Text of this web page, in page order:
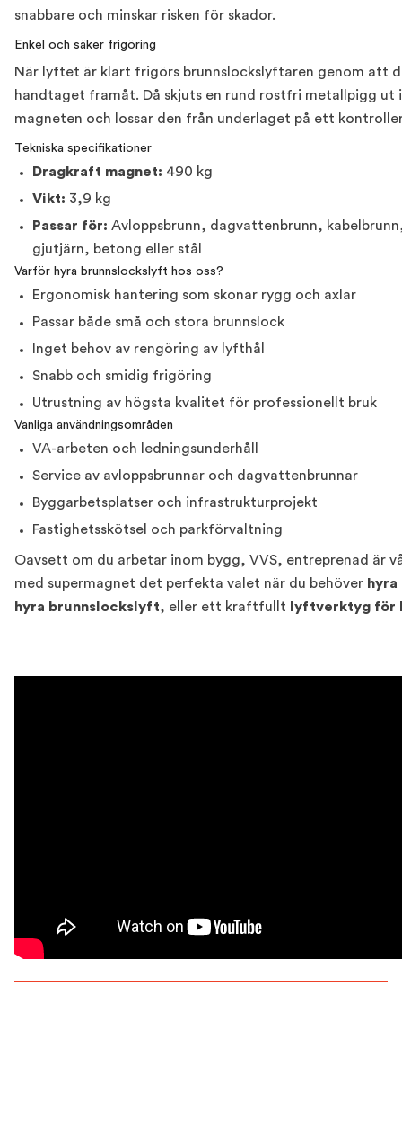
snabbare och minskar risken för skador.
Enkel och säker frigöring
När lyftet är klart frigörs brunnslockslyftaren genom att
handtaget framåt. Då skjuts en rund rostfri metallpigg ut
magneten och lossar den från underlaget på ett
Tekniska specifikationer
Dragkraft magnet: 490 kg
Vikt: 3,9 kg
Passar för: Avloppsbrunn, dagvattenbrunn,
gjutjärn, betong eller stål
Varför hyra brunnslockslyft hos oss?
Ergonomisk hantering som skonar rygg och axlar
Passar både små och stora brunnslock
Inget behov av rengöring av lyfthål
Snabb och smidig frigöring
Utrustning av högsta kvalitet för professionellt bruk
Vanliga användningsområden
VA-arbeten och ledningsunderhåll
Service av avloppsbrunnar och dagvattenbrunnar
Byggarbetsplatser och infrastrukturprojekt
Fastighetsskötsel och parkförvaltning
Oavsett om du arbetar inom bygg, VVS, entreprenad är
med supermagnet det perfekta valet när du behöver
hyra brunnslockslyft, eller ett kraftfullt lyftverktyg för